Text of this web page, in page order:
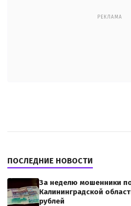
РЕКЛАМА
ПОСЛЕДНИЕ НОВОСТИ
За неделю мошенники
Калининградской
рублей